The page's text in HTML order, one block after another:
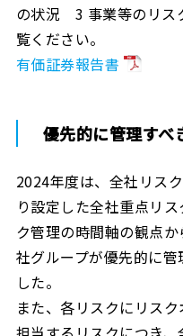
の状況 3 事業等のリ
覧ください。
有価証券報告書
優先的に管理すべ
2024年度は、全社リス
り設定した全社重点リ
ク管理の時間軸の観点
社グループが優先的に
した。
また、各リスクにリス